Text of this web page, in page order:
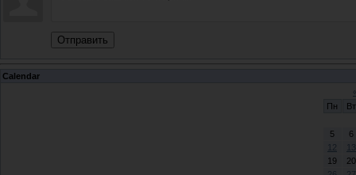
Отправить
Calendar
Пн
Вт
5
6
12
13
19
20